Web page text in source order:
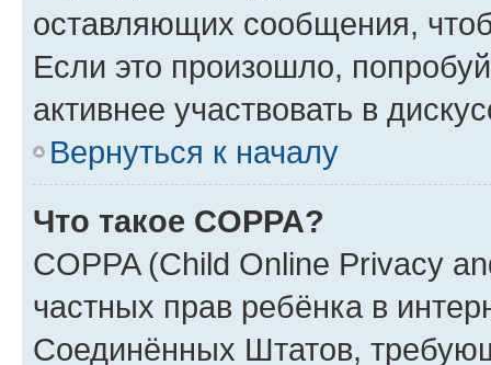
оставляющих сообщения,
Если это произошло,
активнее участвовать в
Вернуться к началу
Что такое COPPA?
COPPA (Child Online Privacy
частных прав ребёнка в
Соединённых Штатов,